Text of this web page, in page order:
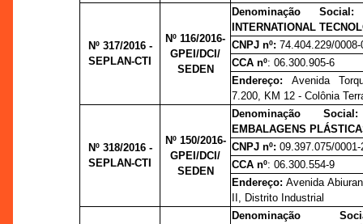
Nº 317/2016 -
SEPLAN-CTI
Nº 116/2016-
GPEI/DCI/
SEDEN
Denominação Social:
INTERNATIONAL
CNPJ nº:74.404.229/0008-
CCA nº: 06.300.905-6
Endereço:Avenida
7.200, KM 12 - Colônia
Nº 318/2016 -
SEPLAN-CTI
Nº 150/2016-
GPEI/DCI/
SEDEN
Denominação Social:
EMBALAGENS
CNPJ nº:09.397.075/0001-
CCA nº: 06.300.554-9
Endereço: Avenida
II, Distrito Industrial
Denominação